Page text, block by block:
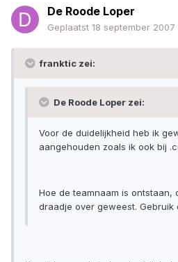
De Roode Loper
Geplaatst 18 september 2007
franktic zei:
De Roode Loper zei:
Voor de duidelijkheid heb ik
aangehouden zoals ik ook bij
Hoe de teamnaam is ontstaan,
draadje over geweest. Gebruik